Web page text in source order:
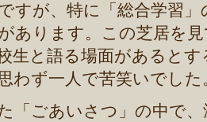
すが、特に「総合学習
あります。この芝居を
生と語る場面があると
わず一人で苦笑いでした
「ごあいさつ」の中で